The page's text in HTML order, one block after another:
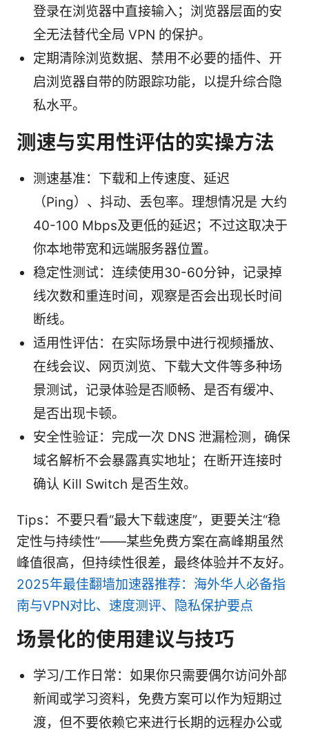
登录在浏览器中直接输入；浏览器层面的安
全无法替代全局 VPN 的保护。
定期清除浏览数据、禁用不必要的插件、开
启浏览器自带的防跟踪功能，以提升综合隐
私水平。
测速与实用性评估的实操方法
测速基准：下载和上传速度、延迟
（Ping）、抖动、丢包率。理想情况是 大约
40-100 Mbps及更低的延迟；不过这取决于
你本地带宽和远端服务器位置。
稳定性测试：连续使用30-60分钟，记录掉
线次数和重连时间，观察是否会出现长时间
断线。
适用性评估：在实际场景中进行视频播放、
在线会议、网页浏览、下载大文件等多种场
景测试，记录体验是否顺畅、是否有缓冲、
是否出现卡顿。
安全性验证：完成一次 DNS 泄漏检测，确保
域名解析不会暴露真实地址；在断开连接时
确认 Kill Switch 是否生效。
Tips：不要只看“最大下载速度”，更要关注“稳
定性与持续性”——某些免费方案在高峰期虽然
峰值很高，但持续性很差，最终体验并不友好。
2025年最佳翻墙加速器推荐：海外华人必备指
南与VPN对比、速度测评、隐私保护要点
场景化的使用建议与技巧
学习/工作日常：如果你只需要偶尔访问外部
新闻或学习资料，免费方案可以作为短期过
渡，但不要依赖它来进行长期的远程办公或